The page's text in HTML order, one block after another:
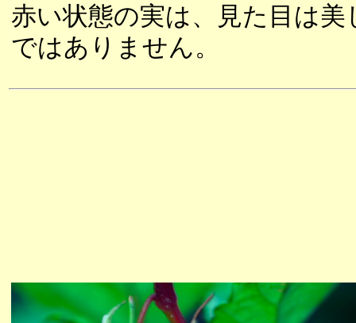
赤い状態の実は、見た目は
ではありません。